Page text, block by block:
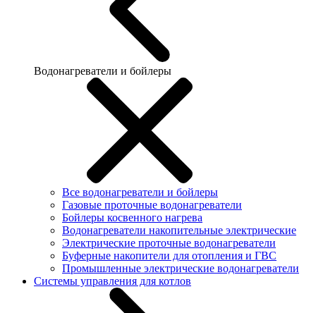
Водонагреватели и бойлеры
Все водонагреватели и бойлеры
Газовые проточные водонагреватели
Бойлеры косвенного нагрева
Водонагреватели накопительные электрические
Электрические проточные водонагреватели
Буферные накопители для отопления и ГВС
Промышленные электрические водонагреватели
Системы управления для котлов